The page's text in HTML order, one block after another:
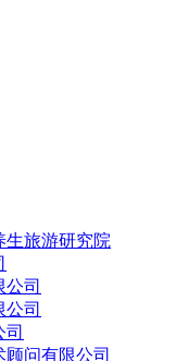
生旅游研究院
司
司
问有限公司